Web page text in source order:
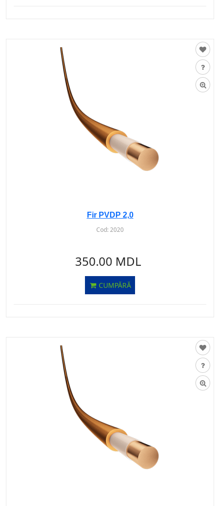
Fir PVDP 2,0
Cod:2020
350.00 MDL
CUMPĂRĂ